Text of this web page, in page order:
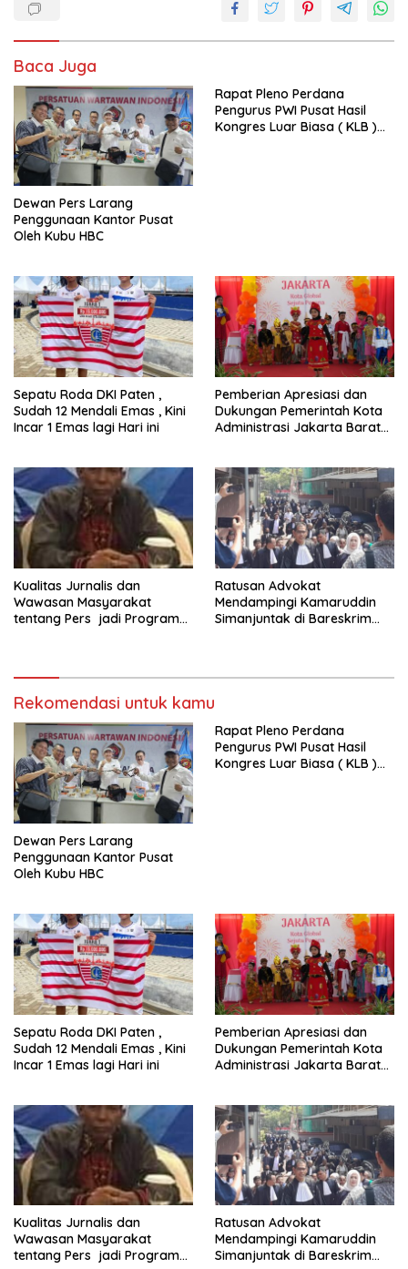
Baca Juga
Dewan Pers Larang
Penggunaan Kantor Pusat
Oleh Kubu HBC
Rapat Pleno Perdana
Pengurus PWI Pusat Hasil
Kongres Luar Biasa ( KLB )
Sepatu Roda DKI Paten ,
Sudah 12 Mendali Emas , Kini
Incar 1 Emas lagi Hari ini
Pemberian Apresiasi dan
Dukungan Pemerintah Kota
Administrasi Jakarta Barat
Jelajah Sahabat Perempuan
dan Anak ( SAPA )
Kualitas Jurnalis dan
Wawasan Masyarakat
tentang Pers jadi Program
Ratusan Advokat
Mendampingi Kamaruddin
Simanjuntak di Bareskrim
Rekomendasi untuk kamu
Dewan Pers Larang
Penggunaan Kantor Pusat
Oleh Kubu HBC
Rapat Pleno Perdana
Pengurus PWI Pusat Hasil
Kongres Luar Biasa ( KLB )
Sepatu Roda DKI Paten ,
Sudah 12 Mendali Emas , Kini
Incar 1 Emas lagi Hari ini
Pemberian Apresiasi dan
Dukungan Pemerintah Kota
Administrasi Jakarta Barat
Jelajah Sahabat Perempuan
dan Anak ( SAPA )
Kualitas Jurnalis dan
Wawasan Masyarakat
tentang Pers jadi Program
Ratusan Advokat
Mendampingi Kamaruddin
Simanjuntak di Bareskrim